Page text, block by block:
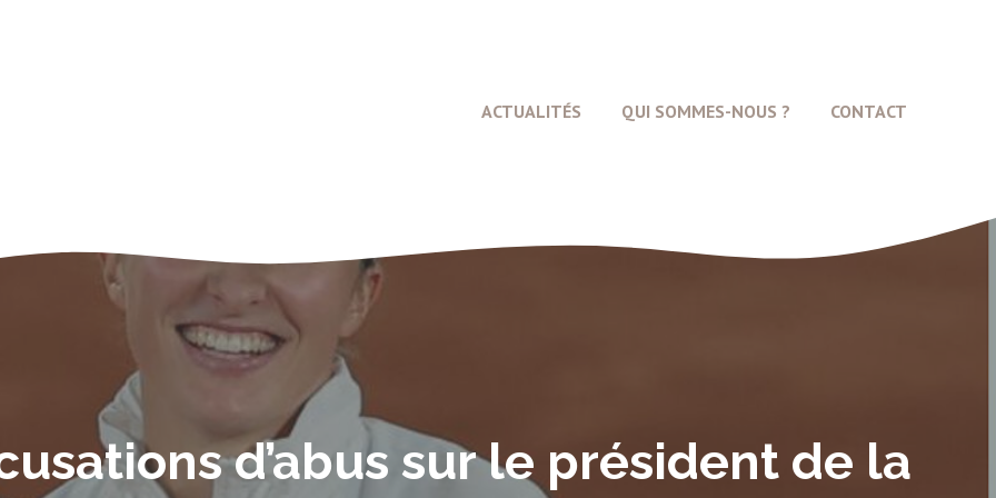
ACTUALITÉS QUI SOMMES-NOUS ? CONTACT
d’abus sur le président de la